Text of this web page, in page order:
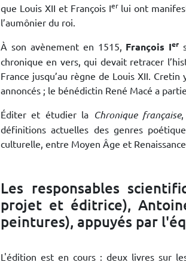
que Louis XII et François Ierlui ont
l’aumônier du roi.
À son avènement en 1515, François Ier
chronique en vers, qui devait retracer
France jusqu’au règne de Louis XII.
annoncés ; le bénédictin René Macé a
Éditer et étudier la Chronique française
définitions actuelles des genres
culturelle, entre Moyen Âge et
Les responsables
projet et éditrice),
peintures), appuyés par
L'édition est en cours : deux livres sur